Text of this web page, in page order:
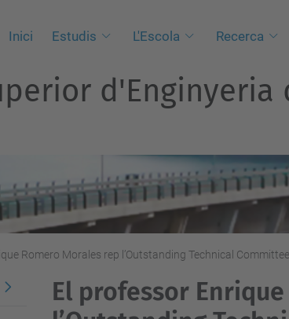
Inici Estudis L'Escola Recerca
d'Enginyeria
Romero Morales rep l’Outstanding Technical
El professor